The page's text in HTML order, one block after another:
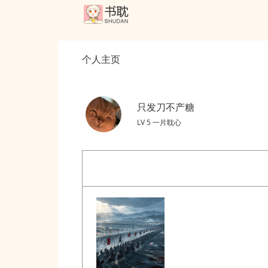
个人主页
只发刀不产糖
LV 5 一片耽心